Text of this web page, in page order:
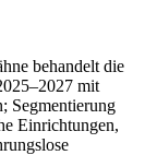
behandelt die
mit
Segmentierung
Einrichtungen,